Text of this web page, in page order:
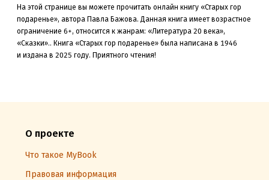
На этой странице вы можете прочитать онлайн книгу «Старых гор
подаренье», автора Павла Бажова. Данная книга имеет возрастное
ограничение 6+, относится к жанрам: «Литература 20 века»,
«Сказки».. Книга «Старых гор подаренье» была написана в 1946
и издана в 2025 году. Приятного чтения!
О проекте
Что такое MyBook
Правовая информация